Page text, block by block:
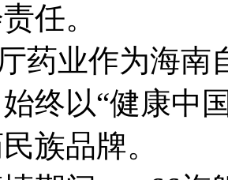
任。
药业作为海南
始终以“健康中
族品牌。